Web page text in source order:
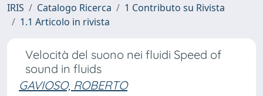
IRIS
Catalogo Ricerca
1 Contributo su Rivista
1.1 Articolo in rivista
Velocità del suono nei fluidi Speed of
sound in fluids
GAVIOSO, ROBERTO